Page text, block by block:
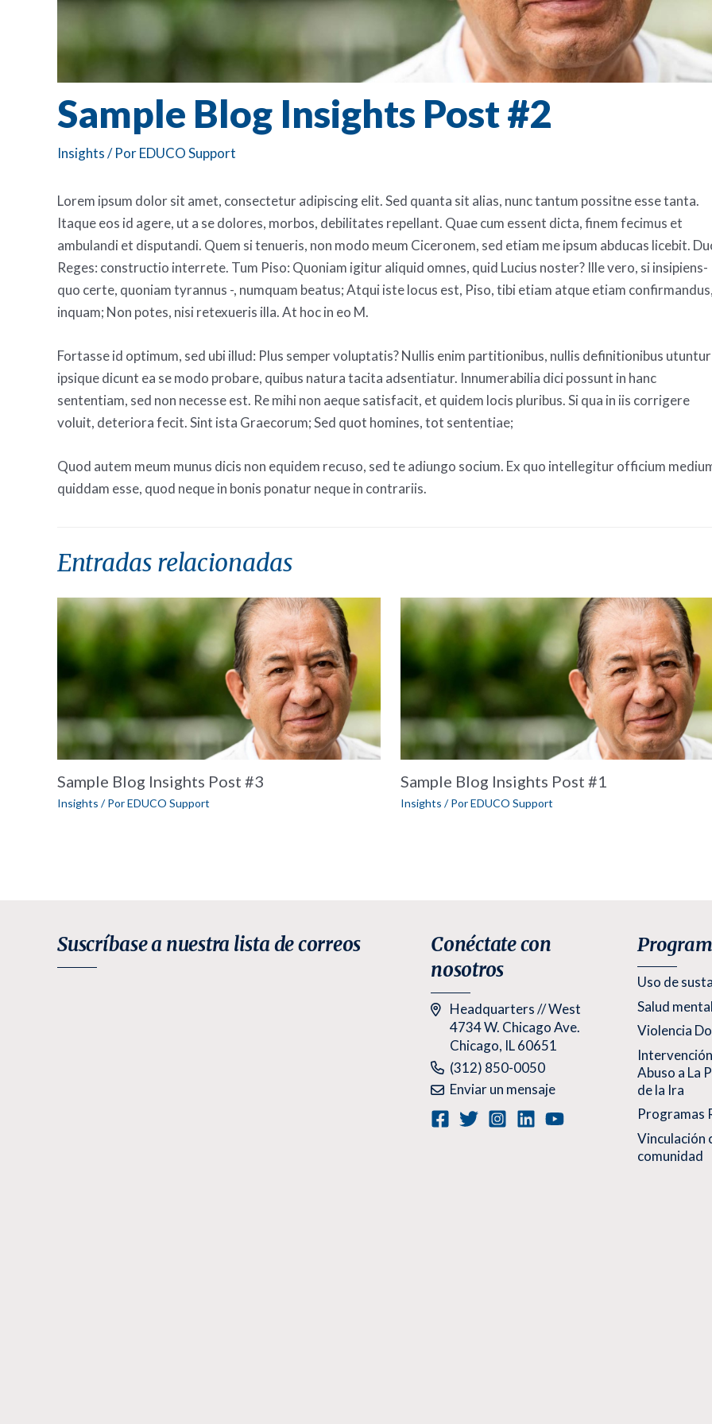
Sample Blog Insights Post #2
Insights/ PorEDUCO Support
Lorem ipsum dolor sit amet, consectetur adipiscing elit. Sed quanta sit alias, nunc tantum possitne esse tanta.
Itaque eos id agere, ut a se dolores, morbos, debilitates repellant. Quae cum essent dicta, finem fecimus et
ambulandi et disputandi. Quem si tenueris, non modo meum Ciceronem, sed etiam me ipsum abducas licebit.
Reges: constructio interrete. Tum Piso: Quoniam igitur aliquid omnes, quid Lucius noster? Ille vero, si insipiens-
quo certe, quoniam tyrannus -, numquam beatus; Atqui iste locus est, Piso, tibi etiam atque etiam
inquam; Non potes, nisi retexueris illa. At hoc in eo M.
Fortasse id optimum, sed ubi illud: Plus semper voluptatis? Nullis enim partitionibus, nullis definitionibus utuntur
ipsique dicunt ea se modo probare, quibus natura tacita adsentiatur. Innumerabilia dici possunt in hanc
sententiam, sed non necesse est. Re mihi non aeque satisfacit, et quidem locis pluribus. Si qua in iis corrigere
voluit, deteriora fecit. Sint ista Graecorum; Sed quot homines, tot sententiae;
Quod autem meum munus dicis non equidem recuso, sed te adiungo socium. Ex quo intellegitur officium
quiddam esse, quod neque in bonis ponatur neque in contrariis.
Entradas relacionadas
Sample Blog Insights Post #3
Insights / PorEDUCO Support
Sample Blog Insights Post #1
Insights / PorEDUCO Support
Suscríbase a nuestra lista de correos
Conéctate con
nosotros
Headquarters // West
4734 W. Chicago Ave.
Chicago, IL 60651
Teléfono:
(312) 850-0050
Enviar un mensaje
Uso de
Salud
Violencia
Abuso a La
de la Ira
Programas
Vinculación
comunidad